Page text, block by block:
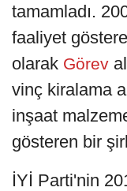
tamamladı.
faaliyet
olarak Görev
vinç kiralama
inşaat
gösteren bir
İYİ Parti'nin